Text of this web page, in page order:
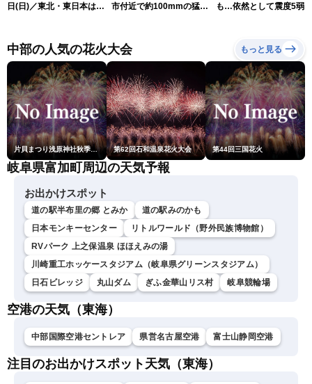
日(日)／東北・東日本は急
小川千奈／芳野達郎〉
市付近で約100mmの猛烈
も…依然として震度5弱警
中部の人気の花火大会 もっと見る
片貝まつり浅原神社秋季例大祭奉納大煙火 第62回石和温泉花火大会 第44回三国花火
岐阜県富加町周辺の天気予報
お出かけスポット
道の駅半布里の郷 とみか
道の駅みのかも
日本モンキーセンター
リトルワールド（野外民族博物館）
RVパーク 上之保温泉 ほほえみの湯
川崎重工ホッケースタジアム（岐阜県グリーンスタジアム）
日石ビレッジ
丸山ダム ぎふ金華山リス村 岐阜競輪場
空港の天気（東海）
中部国際空港セントレア 県営名古屋空港 富士山静岡空港
注目のお出かけスポット天気（東海）